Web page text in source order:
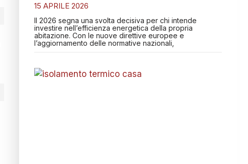
15 APRILE 2026
Il 2026 segna una svolta decisiva per chi intende
investire nell’efficienza energetica della propria
abitazione. Con le nuove direttive europee e
l’aggiornamento delle normative nazionali,